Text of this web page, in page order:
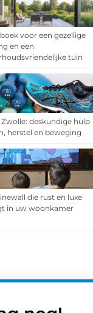
voor een gezellige
en een
tuin
Zwolle: deskundige hulp
herstel en beweging
die rust en luxe
in uw woonkamer